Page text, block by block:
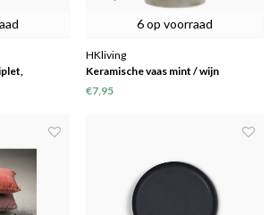
6 op voorraad
HKliving
Keramische vaas mint / wijn
€7,95